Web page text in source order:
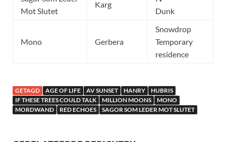
Mot Slutet
Karg
Dunk
Mono Gerbera
Snowdrop
Temporary
residence
GETAGD AGE OF LIFE AV SUNSET HANRY
HUBRIS
IF THESE TREES COULD TALK
MILLION MOONS
MONO
MORDWAND
RED ECHOES SAGOR SOM LEDER MOT SLUTET